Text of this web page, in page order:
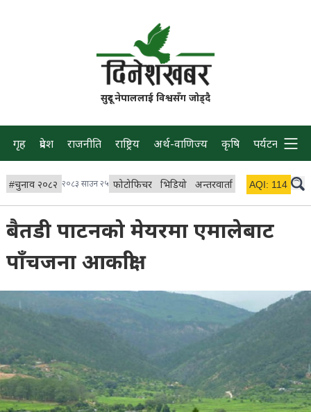
सुदूर नेपाललाई विश्वसँग जोड्दै
गृह प्रदेश राजनीति राष्ट्रिय अर्थ-वाणिज्य कृषि पर्यटन प्रवास
#चुनाव २०८२ २०८३ साउन २५ फोटोफिचर भिडियो अन्तरवार्ता विचार/ब्लग
AQI: 114
बैतडी पाटनको मेयरमा एमालेबाट
पाँचजना आकांक्षी